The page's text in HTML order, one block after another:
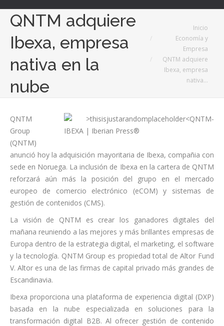
QNTM adquiere
Ibexa, empresa
nativa en la
nube
Inicio
Economía y
Empresa
QNTM adquiere
Ibexa, empresa
nativa…
QNTM
Group
(QNTM)
anunció hoy la adquisición mayoritaria de Ibexa, compañia con
sede en Noruega. La inclusión de Ibexa en la cartera de QNTM
reforzará aún más la posición del grupo en el mercado
europeo de comercio electrónico (eCOM) y sistemas de
gestión de contenidos (CMS).
La visión de QNTM es crear los ganadores digitales del
mañana reuniendo a las mejores y más brillantes empresas de
Europa dentro de la estrategia digital, el marketing, el software
y la tecnología. QNTM Group es propiedad total de Altor Fund
V. Altor es una de las firmas de capital privado más grandes de
Escandinavia.
Ibexa proporciona una plataforma de experiencia digital (DXP)
basada en la nube especializada en soluciones para la
transformación digital B2B. Al ofrecer gestión de contenido